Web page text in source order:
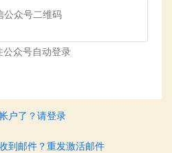
公众号自动登录
户了？请登录
到邮件？重发激活邮件